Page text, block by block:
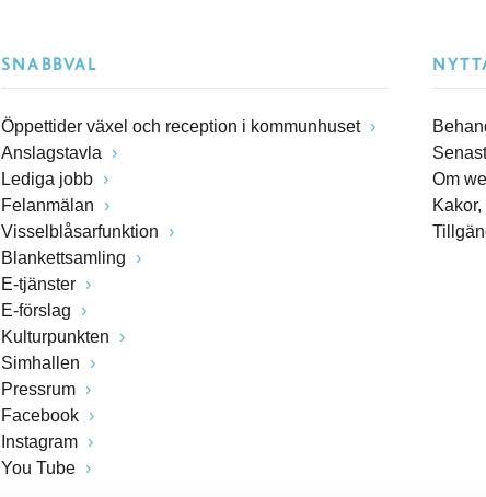
SNABBVAL
Öppettider växel och reception i kommunhuset
Anslagstavla
Lediga jobb
Felanmälan
Visselblåsarfunktion
Blankettsamling
E-tjänster
E-förslag
Kulturpunkten
Simhallen
Pressrum
Facebook
Instagram
You Tube
Om